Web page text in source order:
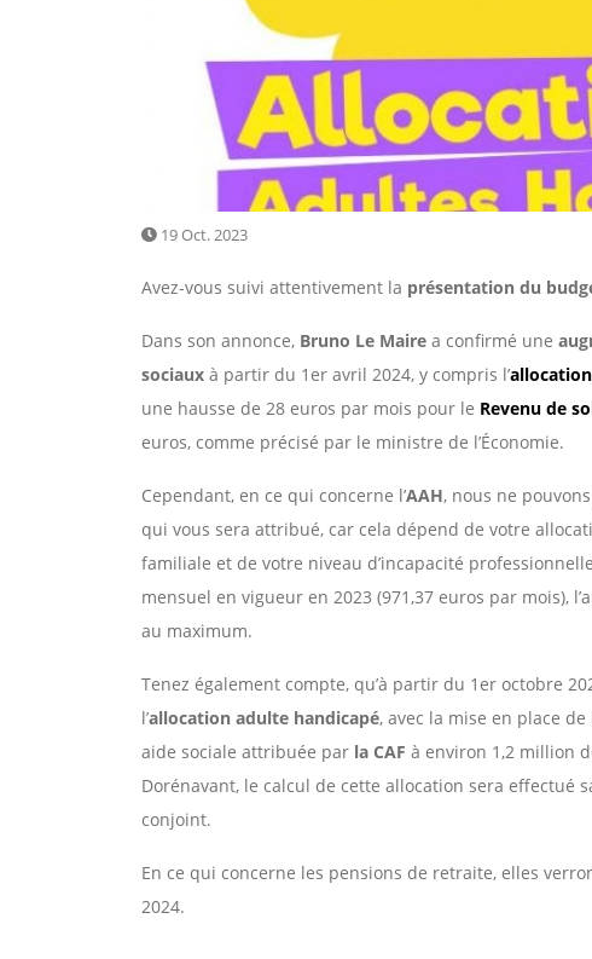
19 Oct. 2023
Avez-vous suivi attentivement la présentation du
Dans son annonce, Bruno Le Maire a confirmé une
sociaux à partir du 1er avril 2024, y compris l’
une hausse de 28 euros par mois pour le Revenu de
euros, comme précisé par le ministre de l’Économie.
Cependant, en ce qui concerne l’AAH, nous ne
qui vous sera attribué, car cela dépend de votre
familiale et de votre niveau d’incapacité
mensuel en vigueur en 2023 (971,37 euros par mois),
au maximum.
Tenez également compte, qu’à partir du 1er octobre
l’allocation adulte handicapé, avec la mise en place
aide sociale attribuée par la CAF à environ 1,2 million
Dorénavant, le calcul de cette allocation sera effectué
conjoint.
En ce qui concerne les pensions de retraite, elles
2024.